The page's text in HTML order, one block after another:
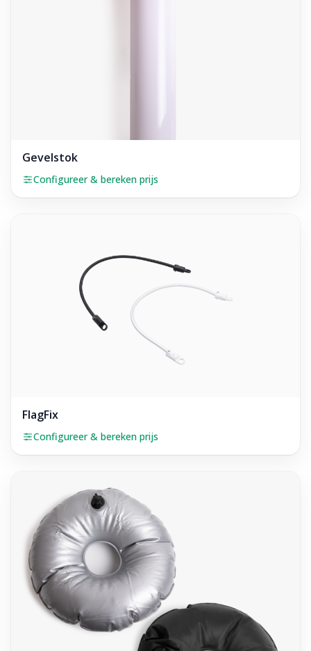
Gevelstok
Configureer & bereken prijs
FlagFix
Configureer & bereken prijs